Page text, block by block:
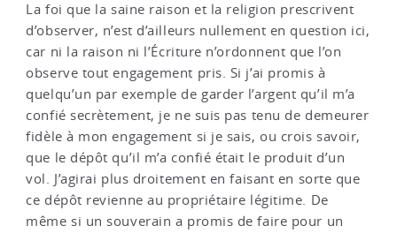
La foi que la saine raison et la religion prescrivent
d’observer, n’est d’ailleurs nullement en question ici,
car ni la raison ni l’Écriture n’ordonnent que l’on
observe tout engagement pris. Si j’ai promis à
quelqu’un par exemple de garder l’argent qu’il m’a
confié secrètement, je ne suis pas tenu de demeurer
fidèle à mon engagement si je sais, ou crois savoir,
que le dépôt qu’il m’a confié était le produit d’un
vol. J’agirai plus droitement en faisant en sorte que
ce dépôt revienne au propriétaire légitime. De
même si un souverain a promis de faire pour un